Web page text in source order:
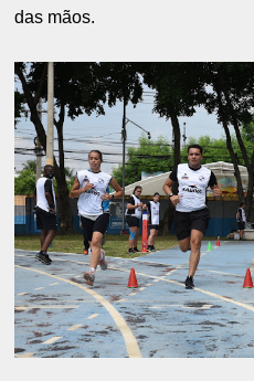
das mãos.